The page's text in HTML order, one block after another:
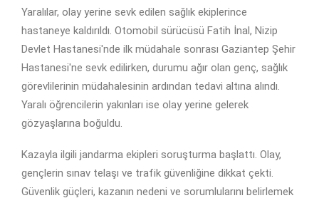
Yaralılar, olay yerine sevk edilen sağlık ekiplerince
hastaneye kaldırıldı. Otomobil sürücüsü Fatih İnal, Nizip
Devlet Hastanesi'nde ilk müdahale sonrası Gaziantep Şehir
Hastanesi'ne sevk edilirken, durumu ağır olan genç, sağlık
görevlilerinin müdahalesinin ardından tedavi altına alındı.
Yaralı öğrencilerin yakınları ise olay yerine gelerek
gözyaşlarına boğuldu.
Kazayla ilgili jandarma ekipleri soruşturma başlattı. Olay,
gençlerin sınav telaşı ve trafik güvenliğine dikkat çekti.
Güvenlik güçleri, kazanın nedeni ve sorumlularını belirlemek